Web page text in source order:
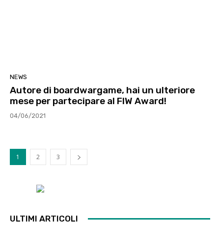
NEWS
Autore di boardwargame, hai un ulteriore
mese per partecipare al FIW Award!
04/06/2021
1 2 3
ULTIMI ARTICOLI